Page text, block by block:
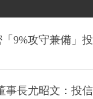
9%攻守兼備」投
事長尤昭文：投信